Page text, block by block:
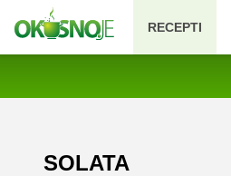
RECEPTI
SOLATA